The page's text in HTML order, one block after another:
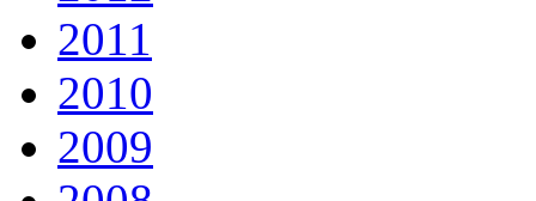
2011
2010
2009